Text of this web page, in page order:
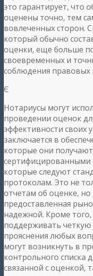
это гарантирует, что
оценены точно, тем
вовлеченных сторон.
который обычно
оценки, еще больше
своевременных и
соблюдения правовых
Є
Нотариусы могут
проведении оценок
эффективности своих
заключается в
которые они
сертифицированными
которые следуют
протоколам. Это не
отчетам об оценке, но
предоставленная
надежной. Кроме
поддерживать
прояснения любых
могут возникнуть в
контрольного списка
связанной с оценкой,